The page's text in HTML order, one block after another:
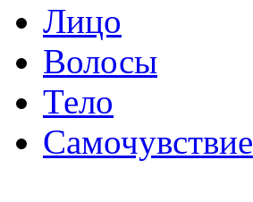
Лицо
Волосы
Тело
Самочувствие